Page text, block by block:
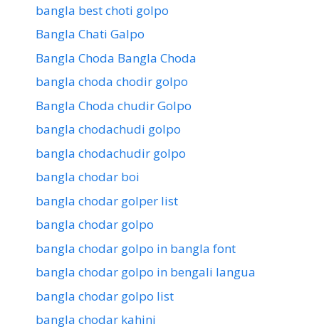
bangla best choti golpo
Bangla Chati Galpo
Bangla Choda Bangla Choda
bangla choda chodir golpo
Bangla Choda chudir Golpo
bangla chodachudi golpo
bangla chodachudir golpo
bangla chodar boi
bangla chodar golper list
bangla chodar golpo
bangla chodar golpo in bangla font
bangla chodar golpo in bengali langua
bangla chodar golpo list
bangla chodar kahini